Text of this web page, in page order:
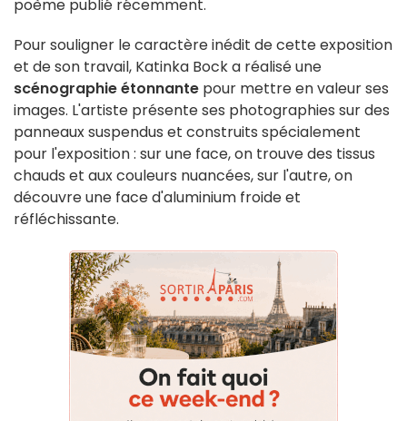
poème publié récemment.
Pour souligner le caractère inédit de cette exposition
et de son travail, Katinka Bock a réalisé une
scénographie étonnante pour mettre en valeur ses
images. L'artiste présente ses photographies sur des
panneaux suspendus et construits spécialement
pour l'exposition : sur une face, on trouve des tissus
chauds et aux couleurs nuancées, sur l'autre, on
découvre une face d'aluminium froide et
réfléchissante.